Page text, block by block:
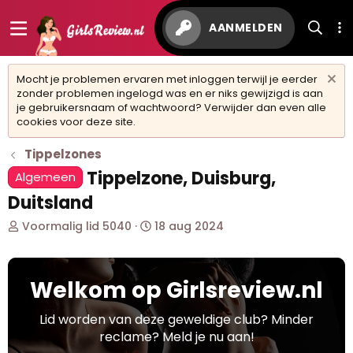
AANMELDEN
Mocht je problemen ervaren met inloggen terwijl je eerder
zonder problemen ingelogd was en er niks gewijzigd is aan
je gebruikersnaam of wachtwoord? Verwijder dan even alle
cookies voor deze site.
Tippelzones
Algemeen
Tippelzone, Duisburg,
Duitsland
O
d
p
Voormalig lid 5040
S
a
t
d
a
t
u
18 aug 2024
Welkom op Girlsreview.nl
Lid worden van deze geweldige club? Minder
reclame? Meld je nu aan!